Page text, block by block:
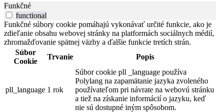
Funkčné
functional
Funkčné súbory cookie pomáhajú vykonávať určité funkcie, ako je
zdieľanie obsahu webovej stránky na platformách sociálnych médií,
zhromažďovanie spätnej väzby a ďalšie funkcie tretích strán.
Súbor
Cookie
Trvanie Popis
pll_language 1 rok
Súbor cookie pll _language používa
Polylang na zapamätanie jazyka zvoleného
používateľom pri návrate na webovú stránku
a tiež na získanie informácií o jazyku, keď
nie sú dostupné iným spôsobom.